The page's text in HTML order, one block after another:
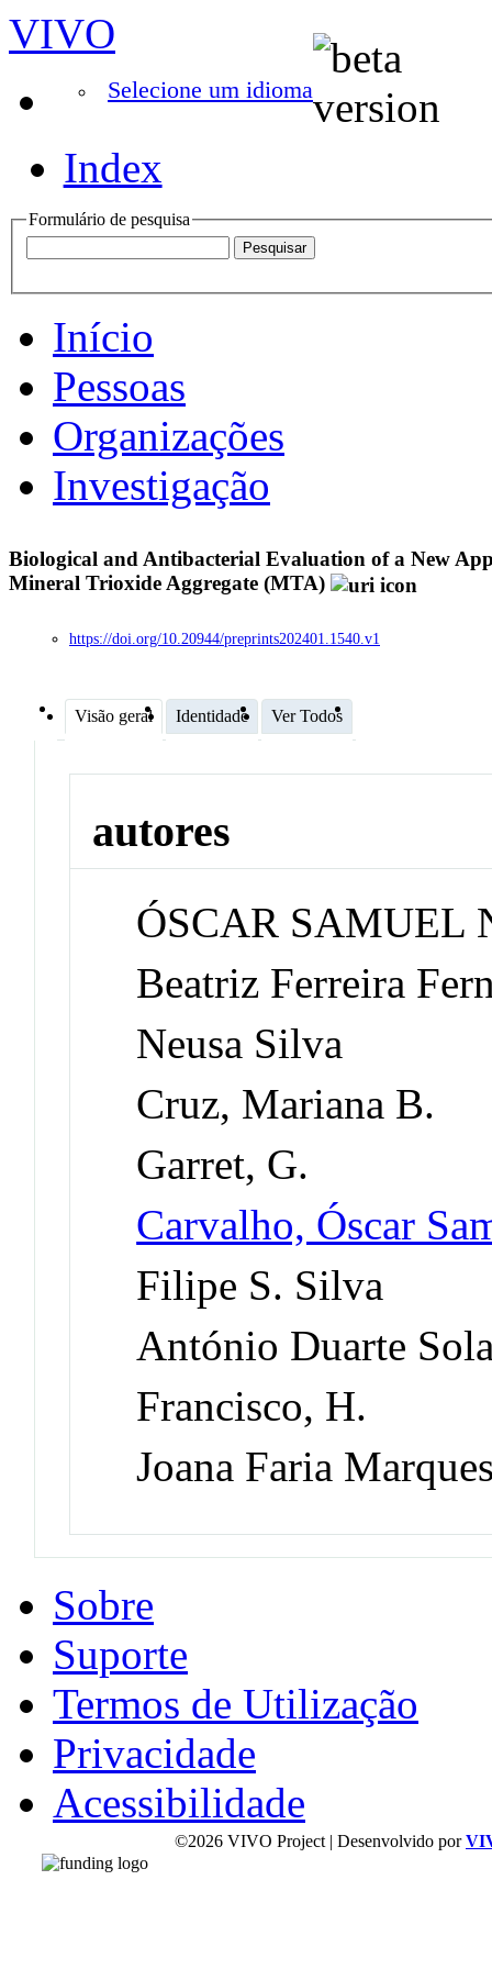
VIVO
Selecione um idioma
Index
Formulário de pesquisa
Início
Pessoas
Organizações
Investigação
Biological and Antibacterial Evaluation of a New
Mineral Trioxide Aggregate (MTA)
https://doi.org/10.20944/preprints202401.1540.v1
Visão geral Identidade Ver Todos
autores
ÓSCAR SAMUEL
Beatriz Ferreira
Neusa Silva
Cruz, Mariana B.
Garret, G.
Carvalho, Óscar
Filipe S. Silva
António Duarte
Francisco, H.
Joana Faria
Sobre
Suporte
Termos de Utilização
Privacidade
Acessibilidade
©2026 VIVO Project | Desenvolvido por